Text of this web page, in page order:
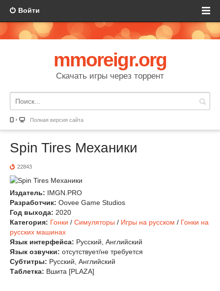
Войти
mmoreigr.org
Скачать игры через торрент
Полная версия сайта
Spin Tires Механики
22843
Издатель: IMGN.PRO
Разработчик: Oovee Game Studios
Год выхода: 2020
Категория: Гонки / Симуляторы / Игры на русском / Гонки на
русских машинах
Язык интерфейса: Русский, Английский
Язык озвучки: отсутствует/не требуется
Субтитры: Русский, Английский
Таблетка: Вшита [PLAZA]